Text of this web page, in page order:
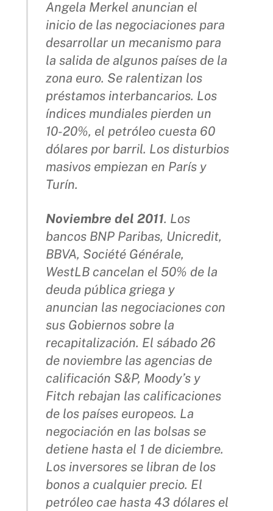
Angela Merkel anuncian el
inicio de las negociaciones para
desarrollar un mecanismo para
la salida de algunos países de la
zona euro. Se ralentizan los
préstamos interbancarios. Los
índices mundiales pierden un
10-20%, el petróleo cuesta 60
dólares por barril. Los disturbios
masivos empiezan en París y
Turín.
Noviembre del 2011. Los
bancos BNP Paribas, Unicredit,
BBVA, Société Générale,
WestLB cancelan el 50% de la
deuda pública griega y
anuncian las negociaciones con
sus Gobiernos sobre la
recapitalización. El sábado 26
de noviembre las agencias de
calificación S&P, Moody’s y
Fitch rebajan las calificaciones
de los países europeos. La
negociación en las bolsas se
detiene hasta el 1 de diciembre.
Los inversores se libran de los
bonos a cualquier precio. El
petróleo cae hasta 43 dólares el